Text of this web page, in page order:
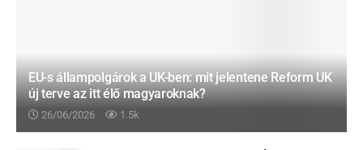
EU-s állampolgárok a UK-ben: mit jelentene Reform UK
új terve az itt élő magyaroknak?
26/06/2026 1.5k